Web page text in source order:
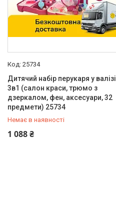
25734
Дитячий набір перукаря у валізі
3в1 (салон краси, трюмо з
дзеркалом, фен, аксесуари, 32
предмети) 25734
Немає в наявності
1 088 ₴
0 (800) 33-98-35